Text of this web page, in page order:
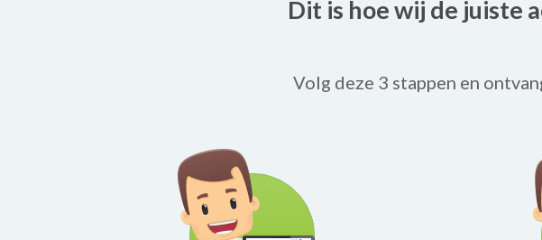
Dit is hoe wij de juiste
Volg deze 3 stappen en